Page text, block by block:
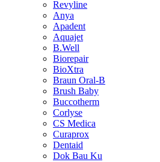
Revyline
Anya
Apadent
Aquajet
B.Well
Biorepair
BioXtra
Braun Oral-B
Brush Baby
Buccotherm
Corlyse
CS Medica
Curaprox
Dentaid
Dok Bau Ku